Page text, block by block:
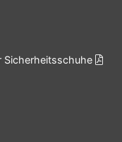
Sicherheitsschuhe